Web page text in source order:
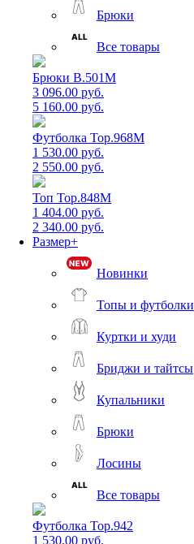
Брюки
Все товары
Брюки B.501M
3 096.00 руб.
5 160.00 руб.
Футболка Top.968M
1 530.00 руб.
2 550.00 руб.
Топ Top.848M
1 404.00 руб.
2 340.00 руб.
Размер+
Новинки
Топы и футболки
Куртки и худи
Бриджи и тайтсы
Купальники
Брюки
Лосины
Все товары
Футболка Top.942
1 530.00 руб.